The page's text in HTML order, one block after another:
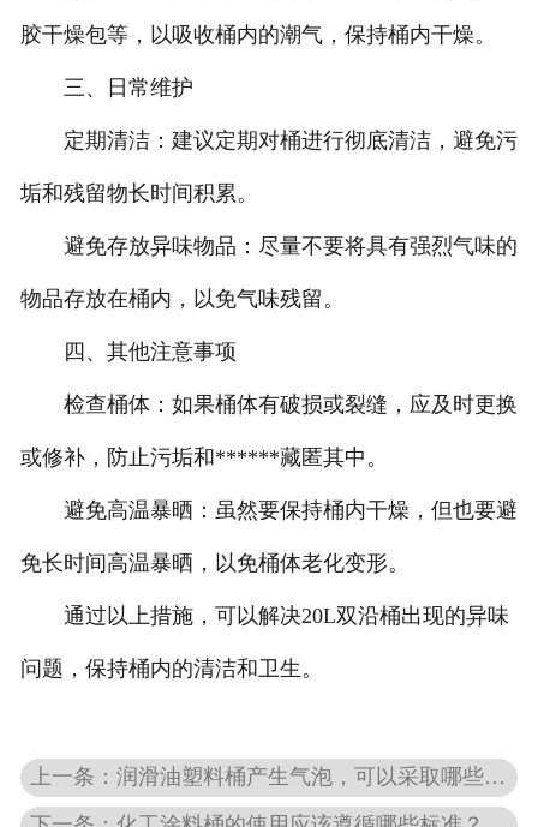
胶干燥包等，以吸收桶内的潮气，保持桶内干燥。
三、日常维护
定期清洁：建议定期对桶进行彻底清洁，避免污
垢和残留物长时间积累。
避免存放异味物品：尽量不要将具有强烈气味的
物品存放在桶内，以免气味残留。
四、其他注意事项
检查桶体：如果桶体有破损或裂缝，应及时更换
或修补，防止污垢和******藏匿其中。
避免高温暴晒：虽然要保持桶内干燥，但也要避
免长时间高温暴晒，以免桶体老化变形。
通过以上措施，可以解决20L双沿桶出现的异味
问题，保持桶内的清洁和卫生。
上一条：润滑油塑料桶产生气泡，可以采取哪些处理方法？